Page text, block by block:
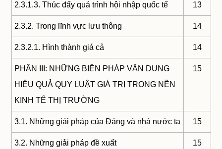
2.3.1.3. Thúc đẩy quá trình hội nhập quốc tế 13
2.3.2. Trong lĩnh vực lưu thông 14
2.3.2.1. Hình thành giá cả 14
PHẦN III: NHỮNG BIỆN PHÁP VẬN DỤNG
HIỆU QUẢ QUY LUẬT GIÁ TRỊ TRONG NỀN
KINH TẾ THỊ TRƯỜNG
15
3.1. Những giải pháp của Đảng và nhà nước ta 15
3.2. Những giải pháp đề xuất 15